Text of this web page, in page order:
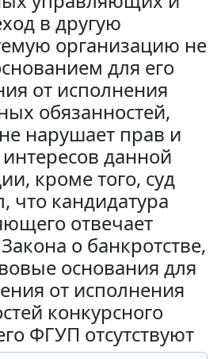
в другую
организацию не
для его
от исполнения
обязанностей,
нарушает прав и
данной
кроме того, суд
что кандидатура
отвечает
о банкротстве,
основания для
от исполнения
конкурсного
ФГУП отсутствуют